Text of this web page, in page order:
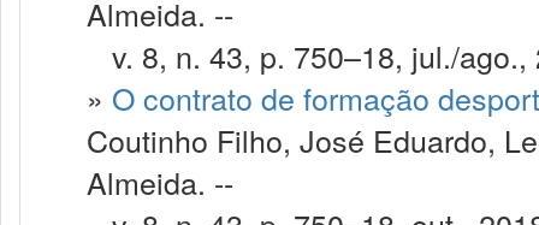
Almeida. --
v. 8, n. 43, p. 750–18, jul./ago.,
» O contrato de formação
Coutinho Filho, José Eduardo,
Almeida. --